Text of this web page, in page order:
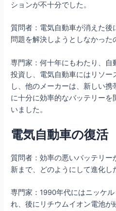
ションが不十分でした。
質問者：電気自動車が消えた
問題を解決しようとしなかった
専門家：何十年にもわたり、自
投資し、電気自動車にはリソー
し、他のメーカーは、新しい
に十分に効率的なバッテリー
いました。
電気自動車の復活
質問者：効率の悪いバッテリ
新まで、どのようにして進化し
専門家：1990年代にはニッケ
れ、後にリチウムイオン電池が